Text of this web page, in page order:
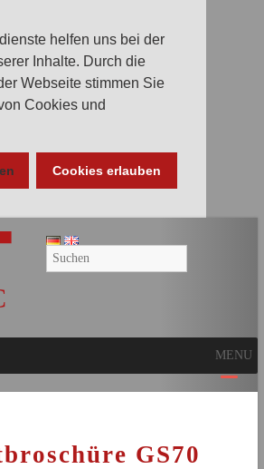
helfen uns bei der
Inhalte. Durch die
Webseite stimmen Sie
Cookies und
Cookies erlauben
MENU
GS70